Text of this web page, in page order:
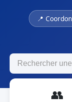
📍
👥